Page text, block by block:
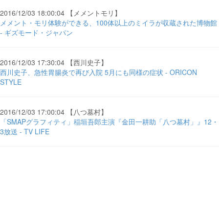
2016/12/03 18:00:04 【メメントモリ】
メメント・モリ体験ができる、100体以上のミイラが収蔵された博物館
- ギズモード・ジャパン
2016/12/03 17:30:04 【西川史子】
西川史子、急性胃腸炎で再び入院 5月にも同様の症状 - ORICON
STYLE
2016/12/03 17:00:04 【八つ墓村】
「SMAPグラフィティ」稲垣吾郎主演『金田一耕助「八つ墓村」』12・
3放送 - TV LIFE